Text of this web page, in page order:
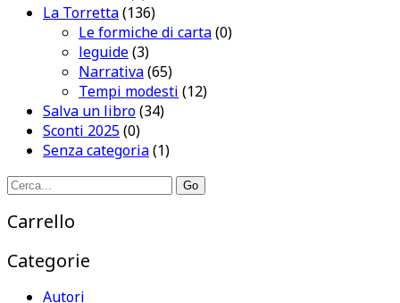
La Torretta(136)
Le formiche di carta(0)
leguide(3)
Narrativa(65)
Tempi modesti (12)
Salva un libro(34)
Sconti 2025(0)
Senza categoria(1)
Search
Carrello
Categorie
Autori